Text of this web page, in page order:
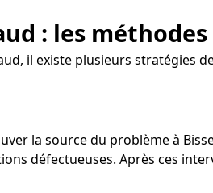
: les
il existe plusieurs stratégies
la source du problème à
défectueuses. Après ces